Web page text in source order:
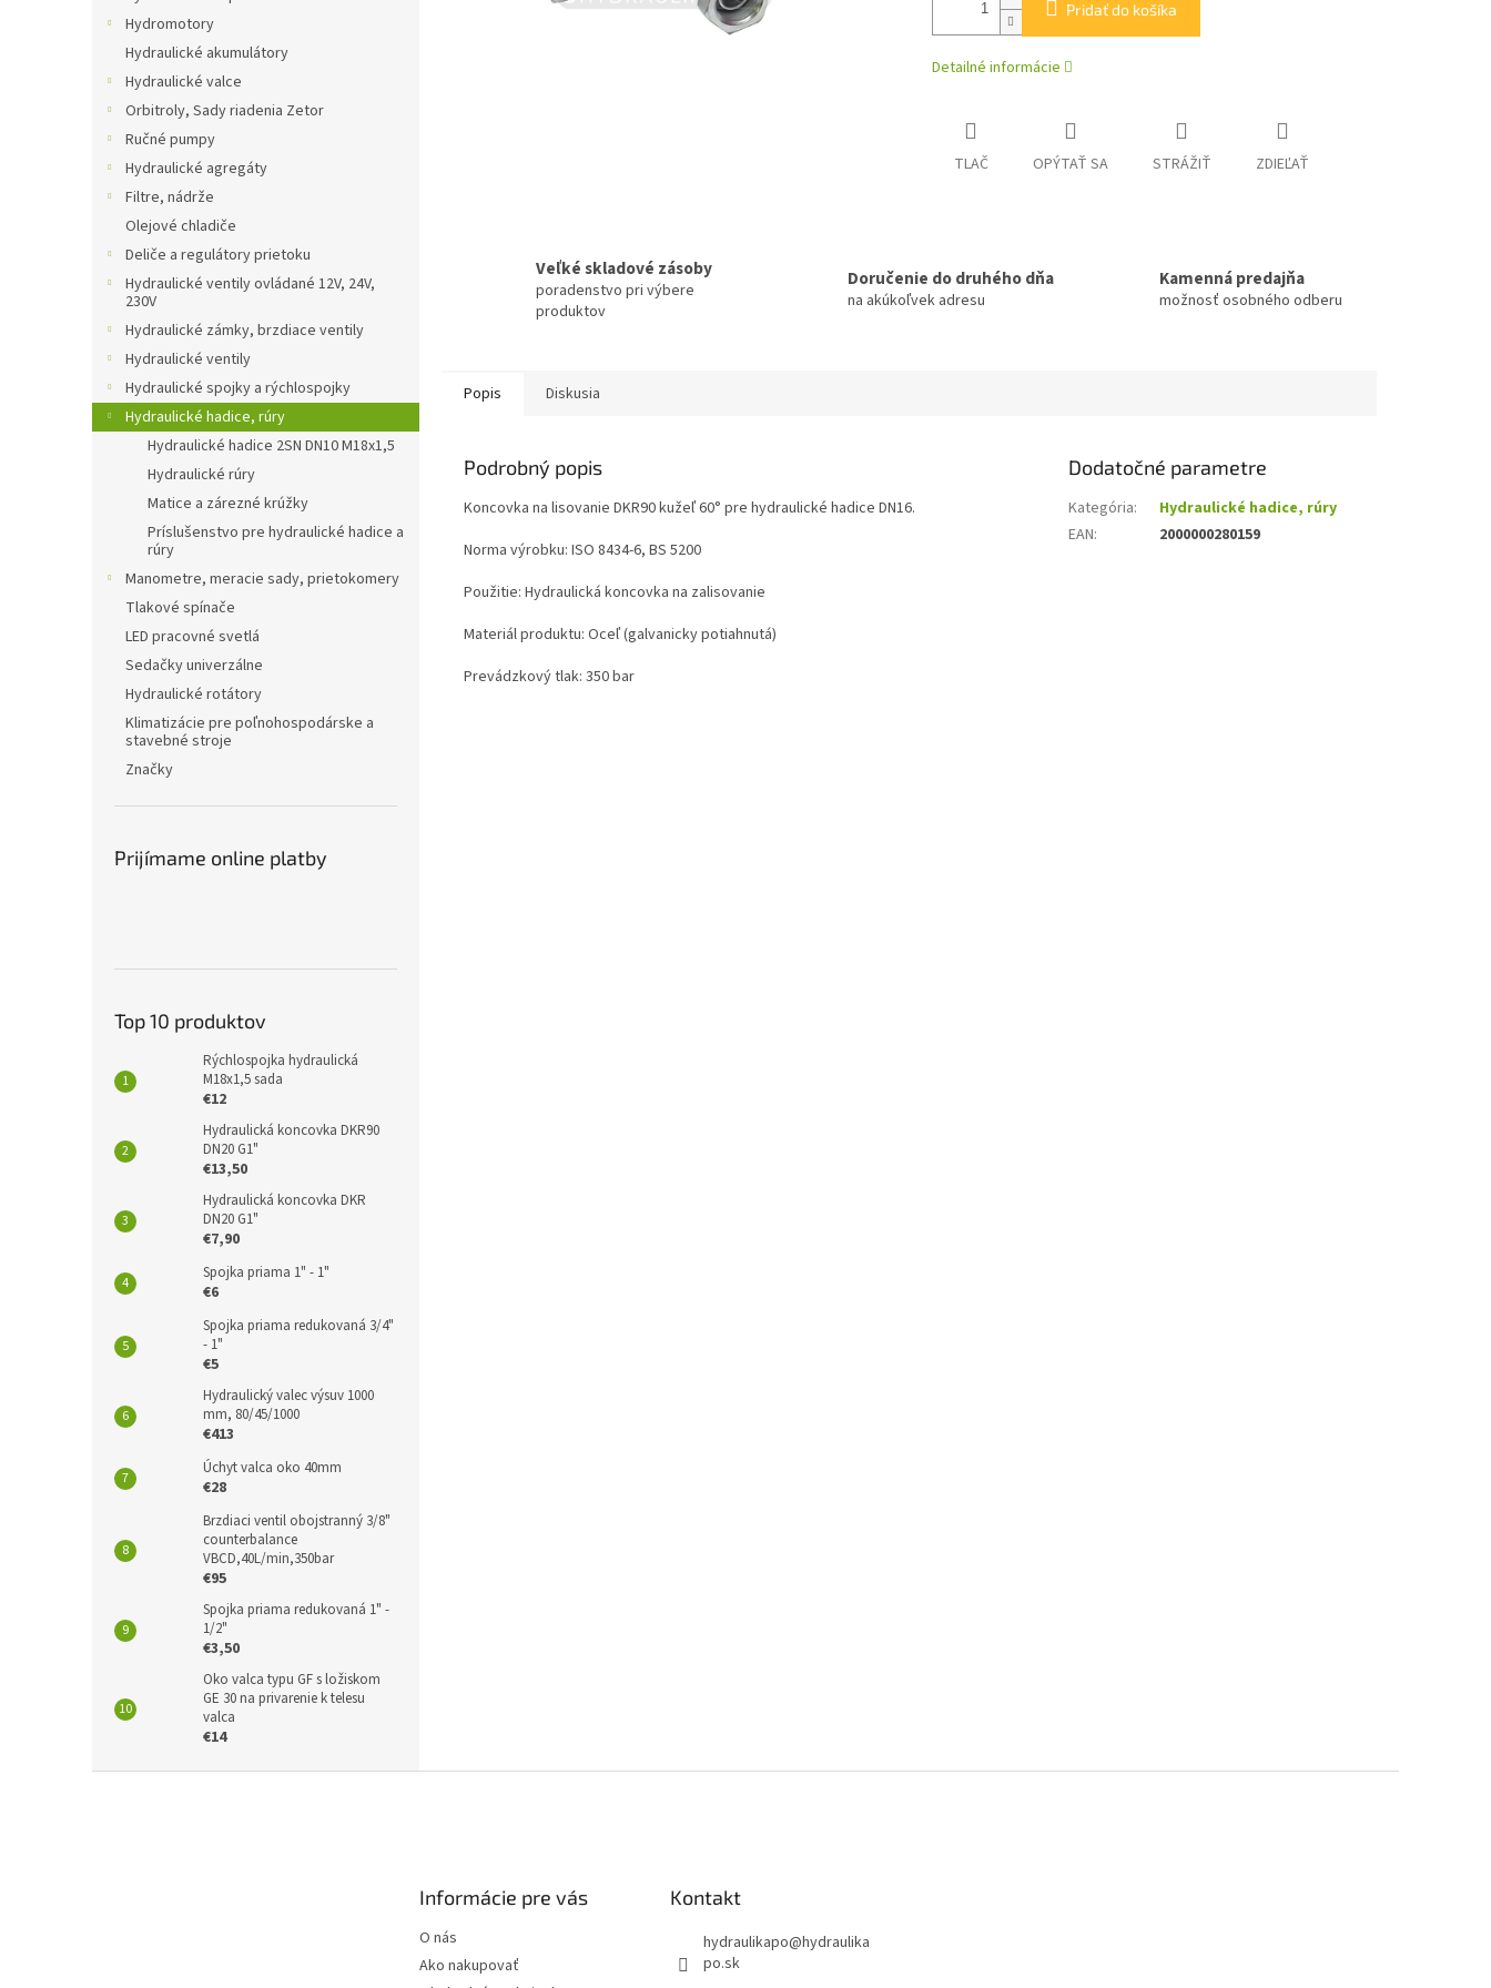
Hydromotory
Hydraulické akumulátory
Hydraulické valce
Orbitroly, Sady riadenia Zetor
Ručné pumpy
Hydraulické agregáty
Filtre, nádrže
Olejové chladiče
Deliče a regulátory prietoku
Hydraulické ventily ovládané 12V, 24V,
230V
Hydraulické zámky, brzdiace ventily
Hydraulické ventily
Hydraulické spojky a rýchlospojky
Hydraulické hadice, rúry
Hydraulické hadice 2SN DN10 M18x1,5
Hydraulické rúry
Matice a zárezné krúžky
Príslušenstvo pre hydraulické hadice a
rúry
Manometre, meracie sady, prietokomery
Tlakové spínače
LED pracovné svetlá
Sedačky univerzálne
Hydraulické rotátory
Klimatizácie pre poľnohospodárske a
stavebné stroje
Značky
Prijímame online platby
Top 10 produktov
Rýchlospojka hydraulická
M18x1,5 sada
€12
Hydraulická koncovka DKR90
DN20 G1"
€13,50
Hydraulická koncovka DKR
DN20 G1"
€7,90
Spojka priama 1" - 1"
€6
Spojka priama redukovaná 3/4"
- 1"
€5
Hydraulický valec výsuv 1000
mm, 80/45/1000
€413
Úchyt valca oko 40mm
€28
Brzdiaci ventil obojstranný 3/8"
counterbalance
VBCD,40L/min,350bar
€95
Spojka priama redukovaná 1" -
1/2"
€3,50
Oko valca typu GF s ložiskom
GE 30 na privarenie k telesu
valca
€14
Pridať do košíka
Detailné informácie
TLAČ OPÝTAŤ SA STRÁŽIŤ ZDIEĽAŤ
Veľké skladové zásoby
poradenstvo pri výbere
produktov
Doručenie do druhého dňa
na akúkoľvek adresu
Kamenná predajňa
možnosť osobného odberu
Popis Diskusia
Podrobný popis
Koncovka na lisovanie DKR90 kužeľ 60° pre hydraulické hadice DN16.
Norma výrobku: ISO 8434-6, BS 5200
Použitie: Hydraulická koncovka na zalisovanie
Materiál produktu: Oceľ (galvanicky potiahnutá)
Prevádzkový tlak: 350 bar
Dodatočné parametre
Kategória:
Hydraulické hadice, rúry
EAN: 2000000280159
Informácie pre vás
O nás
Ako nakupovať
Kontakt
hydraulikapo@hydraulika
po.sk